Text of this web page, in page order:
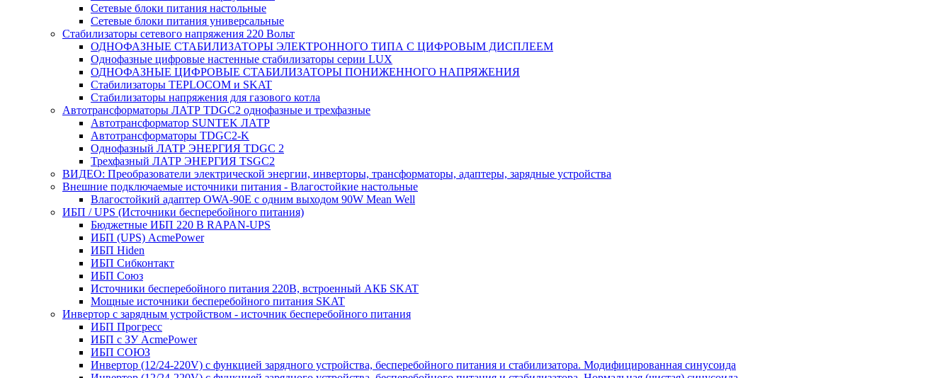
Сетевые блоки питания настольные
Сетевые блоки питания универсальные
Стабилизаторы сетевого напряжения 220 Вольт
ОДНОФАЗНЫЕ СТАБИЛИЗАТОРЫ ЭЛЕКТРОННОГО ТИПА С ЦИФРОВЫМ ДИСПЛЕЕМ
Однофазные цифровые настенные стабилизаторы серии LUX
ОДНОФАЗНЫЕ ЦИФРОВЫЕ СТАБИЛИЗАТОРЫ ПОНИЖЕННОГО НАПРЯЖЕНИЯ
Стабилизаторы TEPLOCOM и SKAT
Стабилизаторы напряжения для газового котла
Автотрансформаторы ЛАТР TDGC2 однофазные и трехфазные
Автотрансформатор SUNTEK ЛАТР
Автотрансформаторы TDGC2-K
Однофазный ЛАТР ЭНЕРГИЯ TDGC 2
Трехфазный ЛАТР ЭНЕРГИЯ TSGC2
ВИДЕО: Преобразователи электрической энергии, инверторы, трансформаторы, адаптеры, зарядные устройства
Внешние подключаемые источники питания - Влагостойкие настольные
Влагостойкий адаптер OWA-90E с одним выходом 90W Mean Well
ИБП / UPS (Источники бесперебойного питания)
Бюджетные ИБП 220 В RAPAN-UPS
ИБП (UPS) AcmePower
ИБП Hiden
ИБП Сибконтакт
ИБП Союз
Источники бесперебойного питания 220В, встроенный АКБ SKAT
Мощные источники бесперебойного питания SKAT
Инвертор с зарядным устройством - источник бесперебойного питания
ИБП Прогресс
ИБП с ЗУ AcmePower
ИБП СОЮЗ
Инвертор (12/24-220V) с функцией зарядного устройства, бесперебойного питания и стабилизатора. Модифицированная синусоида